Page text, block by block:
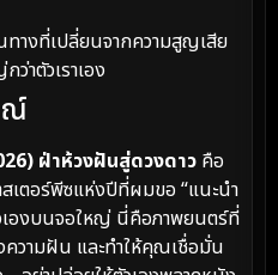
ทางที่เปลี่ยนจากความสูญเสีย
าตัวเราเอง
ณ์
ฝ่าห้วงฝันสู่ดวงดาว คือ
เตอร์พีซแห่งปีที่ผมขอ “แนะนำ
เองบนจอใหญ่ นี่คือภาพยนตร์ที่
วามฝัน และทำให้คุณเชื่อมั่น